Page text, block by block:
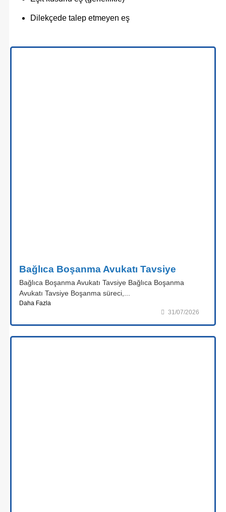
Dilekçede talep etmeyen eş
Bağlıca Boşanma Avukatı Tavsiye
Bağlıca Boşanma Avukatı Tavsiye Bağlıca Boşanma
Avukatı Tavsiye Boşanma süreci,...
Daha Fazla
31/07/2026